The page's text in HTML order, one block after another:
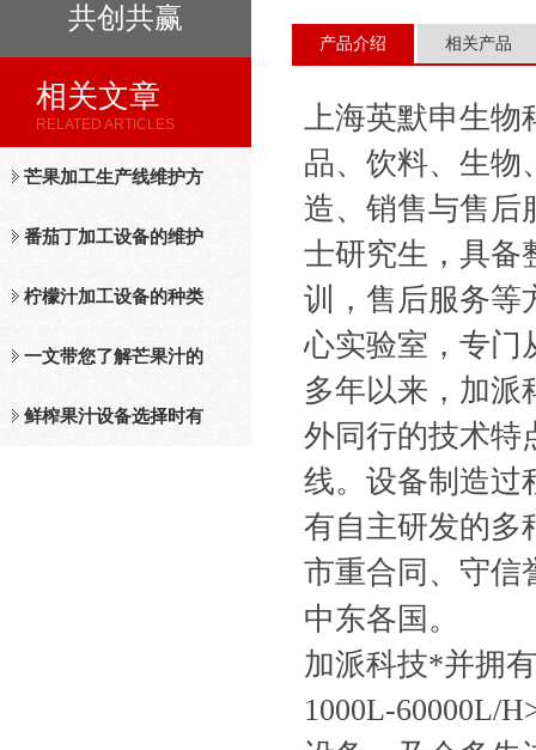
共创共赢
相关文章
RELATED ARTICLES
芒果加工生产线维护方
法
番茄丁加工设备的维护
保养措施分析
柠檬汁加工设备的种类
及工作原理介绍
一文带您了解芒果汁的
整套设备和工作流程
鲜榨果汁设备选择时有
产品介绍 相关产品
上海英默申生物
品、饮料、生物
造、销售与售后
士研究生，具备
训，售后服务等
心实验室，专门
多年以来，加派
外同行的技术特
线。设备制造过
有自主研发的多
市重合同、守信
中东各国。
加派科技*并拥
1000L-60000L/